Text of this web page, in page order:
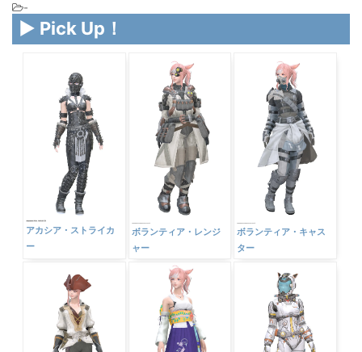
-
▶ Pick Up！
アカシア・ストライカ
ー
ボランティア・レンジ
ャー
ボランティア・キャス
ター